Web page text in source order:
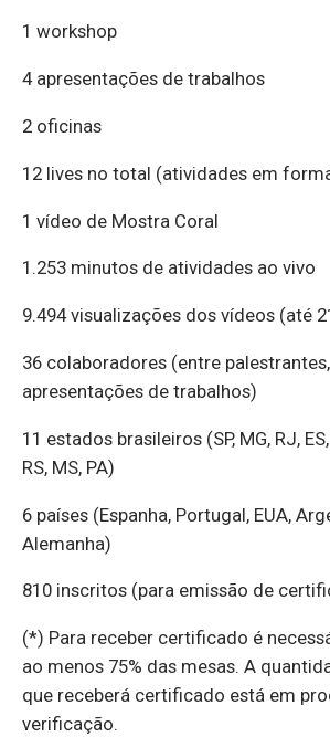
1 workshop
4 apresentações de trabalhos
2 oficinas
12 lives no total (atividades em
1 vídeo de Mostra Coral
1.253 minutos de atividades ao vivo
9.494 visualizações dos vídeos (até
36 colaboradores (entre
apresentações de trabalhos)
11 estados brasileiros (SP, MG, RJ, ES,
RS, MS, PA)
6 países (Espanha, Portugal, EUA,
Alemanha)
810 inscritos (para emissão de
(*) Para receber certificado é
ao menos 75% das mesas. A
que receberá certificado está em
verificação.